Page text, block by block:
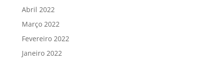
Abril 2022
Março 2022
Fevereiro 2022
Janeiro 2022